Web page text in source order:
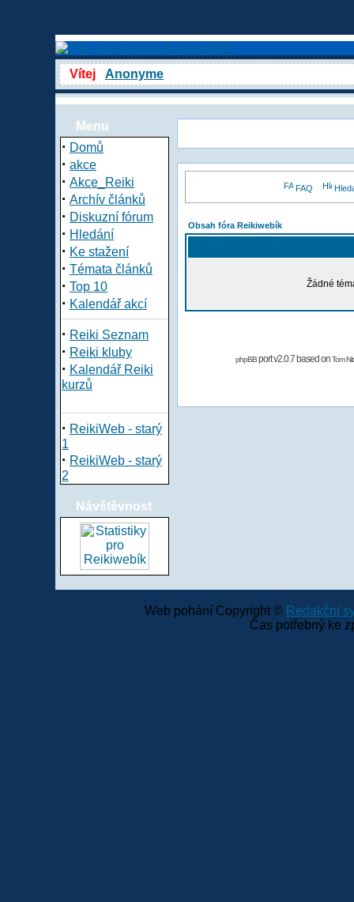
Vítej Anonyme
Menu
· Domů
· akce
· Akce_Reiki
· Archív článků
· Diskuzní fórum
· Hledání
· Ke stažení
· Témata článků
· Top 10
· Kalendář akcí
· Reiki Seznam
· Reiki kluby
· Kalendář Reiki
kurzů
· ReikiWeb - starý
1
· ReikiWeb - starý
2
Návštěvnost
FAQ
Obsah fóra Reikiwebík
Žádné
phpBBport v2.0.7 based onTom
Web pohání Copyright © Redakční
Čas potřebný ke